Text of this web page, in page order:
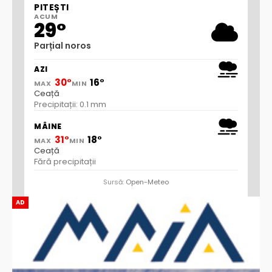
AD
PITEȘTI
ACUM
29°
Parțial noros
AZI
MAX 30°MIN 16°
Ceață
Precipitații: 0.1 mm
MÂINE
MAX 31°MIN 18°
Ceață
Fără precipitații
Sursă: Open-Meteo